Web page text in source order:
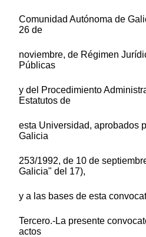
Comunidad Autónoma de
26 de
noviembre, de Régimen
Públicas
y del Procedimiento
Estatutos de
esta Universidad, aprobados
Galicia
253/1992, de 10 de
Galicia" del 17),
y a las bases de esta
Tercero.-La presente
actos